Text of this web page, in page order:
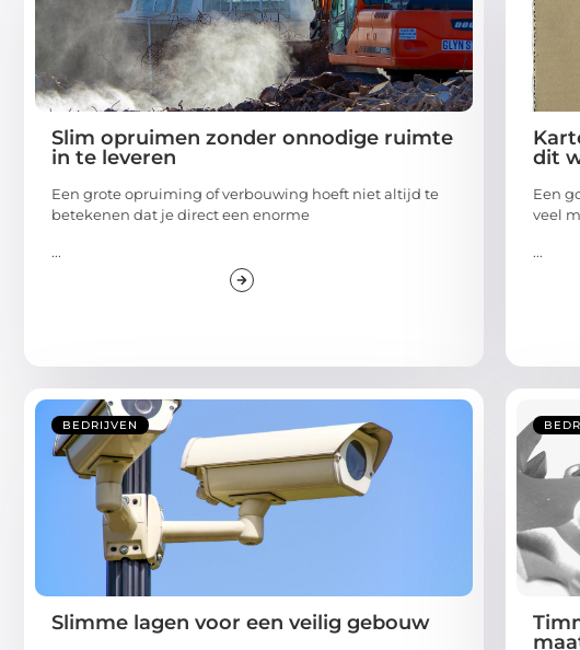
Slim opruimen zonder onnodige ruimte
in te leveren
Een grote opruiming of verbouwing hoeft niet altijd te
betekenen dat je direct een enorme
...
dit
Een
veel
...
BEDRIJVEN
Slimme lagen voor een veilig gebouw